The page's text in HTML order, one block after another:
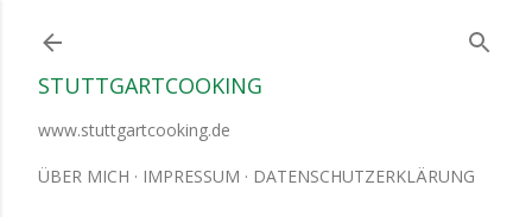
STUTTGARTCOOKING
www.stuttgartcooking.de
ÜBER MICH IMPRESSUM DATENSCHUTZERKLÄRUNG